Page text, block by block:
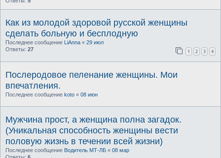
Как из молодой здоровой русской женщины
сделать больную и бесплодную
Последнее сообщение LiAnna « 29 июл
Ответы: 27 1 2 3 4
Послеродовое пеленание женщины. Мои
впечатления.
Последнее сообщение koto « 08 июн
Мужчина прост, а женщина полна загадок.
(Уникальная способность женщины вести
половую жизнь в течении всей жизни)
Последнее сообщение Водитель МТ-ЛБ « 08 мар